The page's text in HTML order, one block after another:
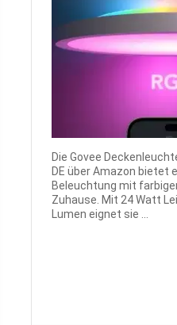
Die Govee
DE über Amazon bietet
Beleuchtung mit
Zuhause. Mit 24 Watt
Lumen eignet sie ...